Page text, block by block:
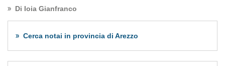
Di Ioia Gianfranco
Cerca notai in provincia di Arezzo